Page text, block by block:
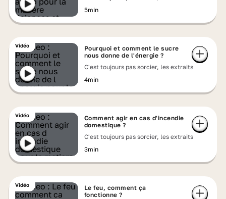
5min
Vidéo
Pourquoi et comment le sucre
nous donne de l'énergie ?
C'est toujours pas sorcier, les extraits
4min
Vidéo
Comment agir en cas d'incendie
domestique ?
C'est toujours pas sorcier, les extraits
3min
Vidéo
Le feu, comment ça
fonctionne ?